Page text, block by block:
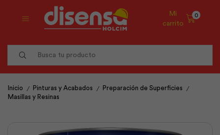
Mi
carrito
0
Inicio / Pinturas y Acabados / Preparación de Superficies /
Masillas y Resinas